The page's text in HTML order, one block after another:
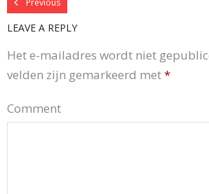
LEAVE A REPLY
Het e-mailadres wordt niet
velden zijn gemarkeerd met*
Comment